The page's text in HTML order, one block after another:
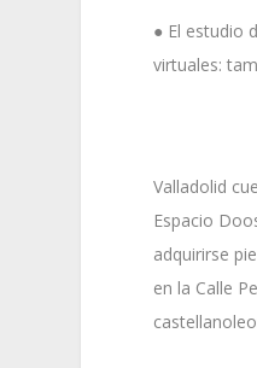
● El estudio
virtuales:
Valladolid
Espacio
adquirirse
en la Calle